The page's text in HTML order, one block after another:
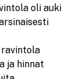
oli auki
ravintola
ja hinnat